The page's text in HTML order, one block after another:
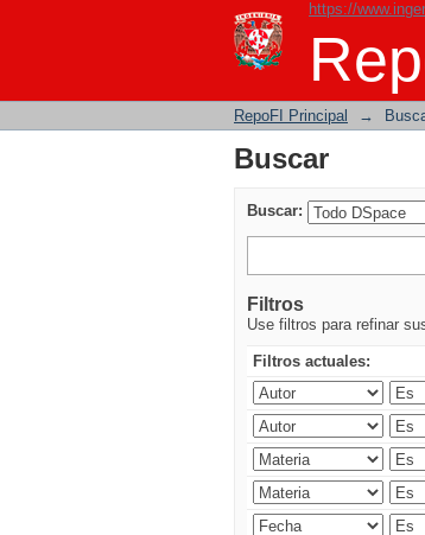
https://
Buscar
RepoFI Principal →
Buscar
Buscar:
Filtros
Use filtros para refinar
Filtros actuales: